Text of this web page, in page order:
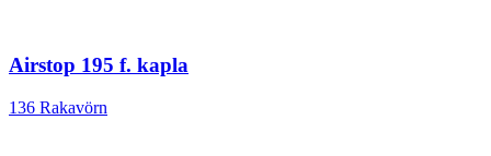
Airstop 195 f. kapla
136 Rakavörn